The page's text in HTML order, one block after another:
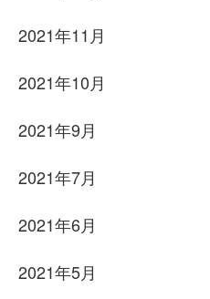
2021年11月
2021年10月
2021年9月
2021年7月
2021年6月
2021年5月